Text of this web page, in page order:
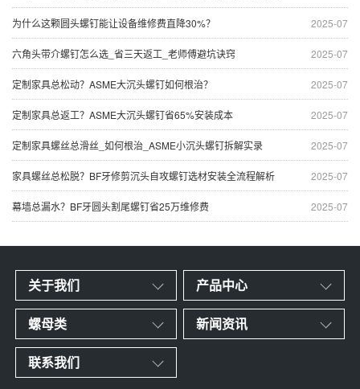
2025-07
为什么这颗圆头螺钉能让设备维修费直降30%？
2025-07
六角头带介螺钉怎么选_省三天返工_老师傅避坑诀窍
2025-07
定制家具总松动？ASME大沉头螺钉如何根治？
2025-07
定制家具总返工？ASME大沉头螺钉省65%安装成本
2025-07
定制家具螺丝总滑丝_如何根治_ASME小沉头螺钉拆解实录
2025-07
家具螺丝总松脱？BF牙修剪沉头自攻螺钉选材安装全流程解析
2025-07
幕墙总漏水？BF牙圆头割尾螺钉省25万维修费
关于我们 产品中心
螺母类 新闻资讯
联系我们